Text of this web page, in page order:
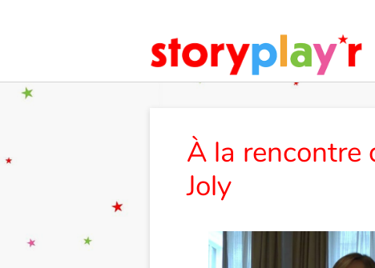
À la rencontre
Joly